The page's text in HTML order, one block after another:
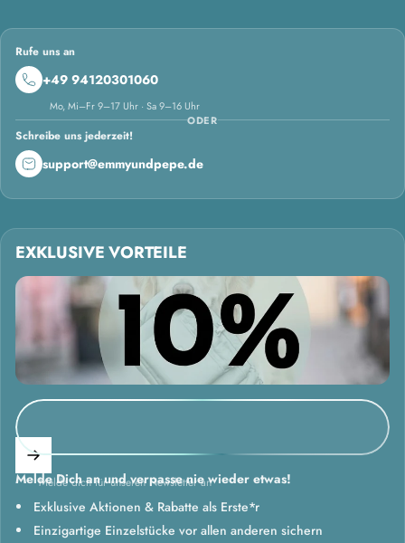
Rufe uns an
+49 94120301060
Mo, Mi–Fr 9–17 Uhr · Sa 9–16 Uhr
ODER
Schreibe uns jederzeit!
support@emmyundpepe.de
EXKLUSIVE VORTEILE
Melde dich für unseren Newsletter an
Melde Dich an und verpasse nie wieder etwas!
Exklusive Aktionen & Rabatte als Erste*r
Einzigartige Einzelstücke vor allen anderen sichern